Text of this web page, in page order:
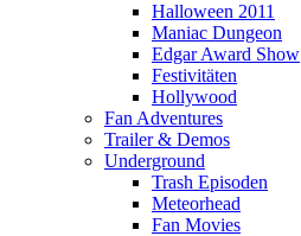
Halloween 2011
Maniac Dungeon
Edgar Award Show
Festivitäten
Hollywood
Fan Adventures
Trailer & Demos
Underground
Trash Episoden
Meteorhead
Fan Movies